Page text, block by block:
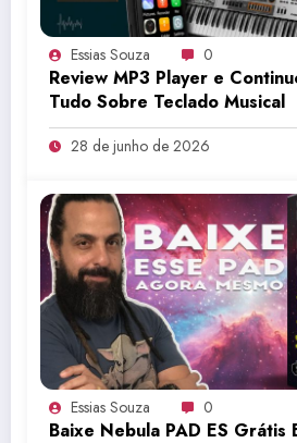
Essias Souza 0
Review MP3 Player e
Tudo Sobre Teclado Musical
28 de junho de 2026
Essias Souza 0
Baixe Nebula PAD ES Grátis